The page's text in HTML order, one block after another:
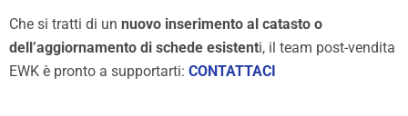
Che si tratti di un nuovo inserimento al catasto o
dell’aggiornamento di schede esistenti, il team post-vendita
EWK è pronto a supportarti: CONTATTACI